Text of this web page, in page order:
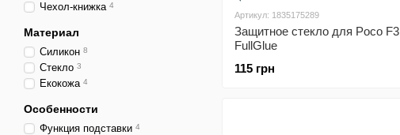
Артикул: 1835175289
Защитное стекло для Poco F3
FullGlue
115 грн
Чехол-книжка 4
Материал
Силикон 8
Стекло 3
Екокожа 4
Особенности
Функция подставки 4